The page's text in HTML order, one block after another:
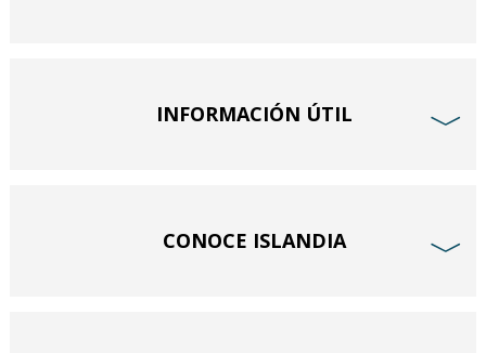
INFORMACIÓN ÚTIL ﹀
CONOCE ISLANDIA ﹀